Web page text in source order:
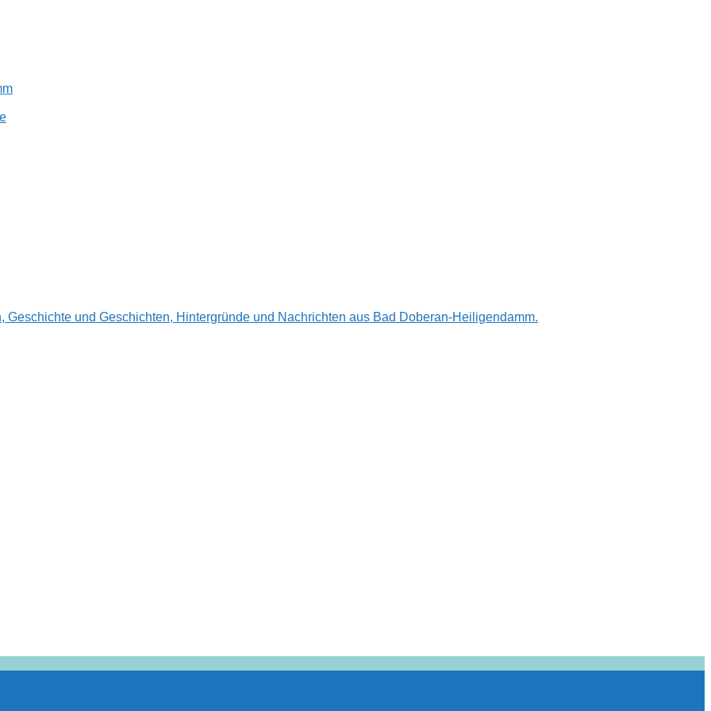
Geschichte und Geschichten, Hintergründe und Nachrichten aus Bad Doberan-Heiligendamm.